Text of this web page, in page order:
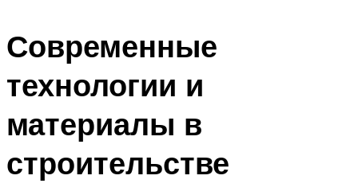
Современные
технологии и
материалы в
строительстве